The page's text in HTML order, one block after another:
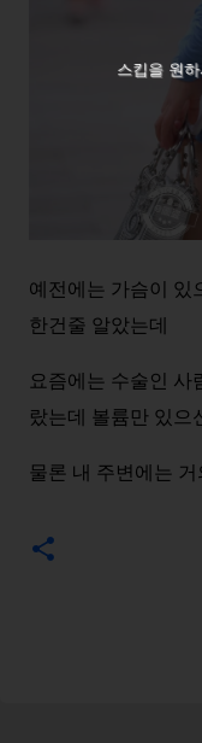
예전에는 가슴이 있
한건줄 알았는데
요즘에는 수술인 사
랐는데 볼륨만 있으
물론 내 주변에는 거
스킵을 원